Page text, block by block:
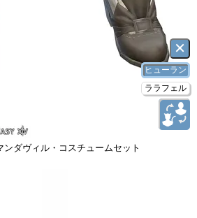
ンダヴィル・コスチュームセット
×
ヒューラン
ララフェル